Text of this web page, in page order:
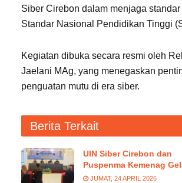
Siber Cirebon dalam menjaga
Standar Nasional Pendidikan Tinggi
Kegiatan dibuka secara resmi oleh
Jaelani MAg, yang menegaskan
penguatan mutu di era siber.
Berita Terkait
UIN Siber Cirebon dan
Puspenma Kemenag
JUMAT, 24 APRIL 2026